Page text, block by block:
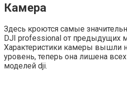
Камера
Здесь кроются самые
DJI professional от предыдущих
Характеристики камеры вышли
уровень, теперь она лишена
моделей dji.